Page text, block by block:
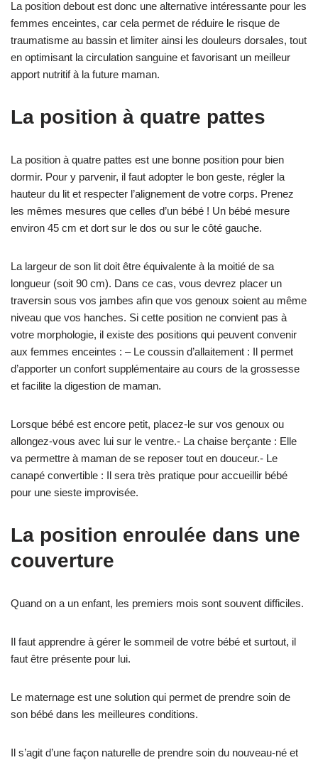
La position debout est donc une alternative intéressante pour les
femmes enceintes, car cela permet de réduire le risque de
traumatisme au bassin et limiter ainsi les douleurs dorsales, tout
en optimisant la circulation sanguine et favorisant un meilleur
apport nutritif à la future maman.
La position à quatre pattes
La position à quatre pattes est une bonne position pour bien
dormir. Pour y parvenir, il faut adopter le bon geste, régler la
hauteur du lit et respecter l’alignement de votre corps. Prenez
les mêmes mesures que celles d’un bébé ! Un bébé mesure
environ 45 cm et dort sur le dos ou sur le côté gauche.
La largeur de son lit doit être équivalente à la moitié de sa
longueur (soit 90 cm). Dans ce cas, vous devrez placer un
traversin sous vos jambes afin que vos genoux soient au même
niveau que vos hanches. Si cette position ne convient pas à
votre morphologie, il existe des positions qui peuvent convenir
aux femmes enceintes : – Le coussin d’allaitement : Il permet
d’apporter un confort supplémentaire au cours de la grossesse
et facilite la digestion de maman.
Lorsque bébé est encore petit, placez-le sur vos genoux ou
allongez-vous avec lui sur le ventre.- La chaise berçante : Elle
va permettre à maman de se reposer tout en douceur.- Le
canapé convertible : Il sera très pratique pour accueillir bébé
pour une sieste improvisée.
La position enroulée dans une
couverture
Quand on a un enfant, les premiers mois sont souvent difficiles.
Il faut apprendre à gérer le sommeil de votre bébé et surtout, il
faut être présente pour lui.
Le maternage est une solution qui permet de prendre soin de
son bébé dans les meilleures conditions.
Il s’agit d’une façon naturelle de prendre soin du nouveau-né et